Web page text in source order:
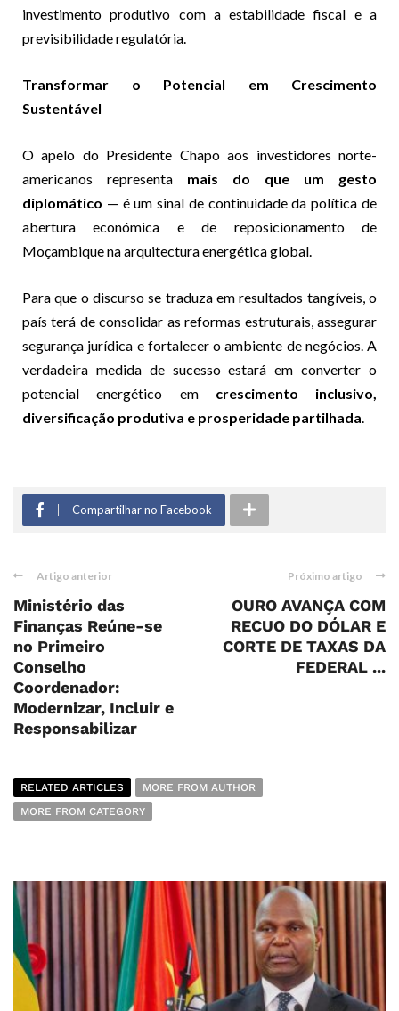
investimento produtivo com a estabilidade fiscal e a
previsibilidade regulatória.
Transformar o Potencial em Crescimento
Sustentável
O apelo do Presidente Chapo aos investidores norte-
americanos representa mais do que um gesto
diplomático — é um sinal de continuidade da política de
abertura económica e de reposicionamento de
Moçambique na arquitectura energética global.
Para que o discurso se traduza em resultados tangíveis, o
país terá de consolidar as reformas estruturais, assegurar
segurança jurídica e fortalecer o ambiente de negócios. A
verdadeira medida de sucesso estará em converter o
potencial energético em crescimento inclusivo,
diversificação produtiva e prosperidade partilhada.
Compartilhar no Facebook
Artigo anterior
Ministério das
Finanças Reúne-se
no Primeiro
Conselho
Coordenador:
Modernizar, Incluir e
Responsabilizar
Próximo artigo
OURO AVANÇA COM
RECUO DO DÓLAR E
CORTE DE TAXAS DA
FEDERAL ...
RELATED ARTICLES
MORE FROM AUTHOR
MORE FROM CATEGORY